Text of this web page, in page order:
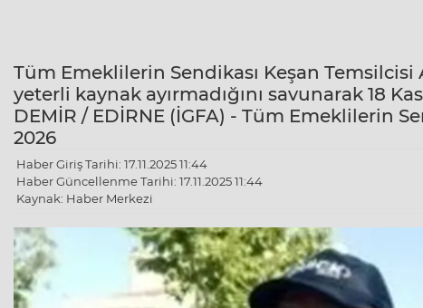
Tüm Emeklilerin Sendikası Keşan
yeterli kaynak ayırmadığını savunarak 18
DEMİR / EDİRNE (İGFA) - Tüm Emeklilerin
2026
Haber Giriş Tarihi: 17.11.2025 11:44
Haber Güncellenme Tarihi: 17.11.2025 11:44
Kaynak: Haber Merkezi